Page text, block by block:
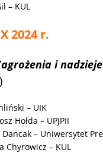
– KUL
2024 r.
agrożenia i
– UIK
Hołda – UPJPII
Dancak – Uniwersytet
Chyrowicz – KUL